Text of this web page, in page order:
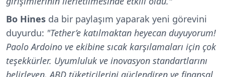
Bo Hines da bir paylaşım yaparak yeni görevini
duyurdu: "Tether’e katılmaktan heyecan duyuyorum!
Paolo Ardoino ve ekibine sıcak karşılamaları için çok
teşekkürler. Uyumluluk ve inovasyon standartlarını
belirleyen, ABD tüketicilerini güçlendiren ve finansal